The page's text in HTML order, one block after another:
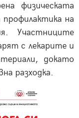
физическата
на
Участниците
с лекарите и
докато
разходка.